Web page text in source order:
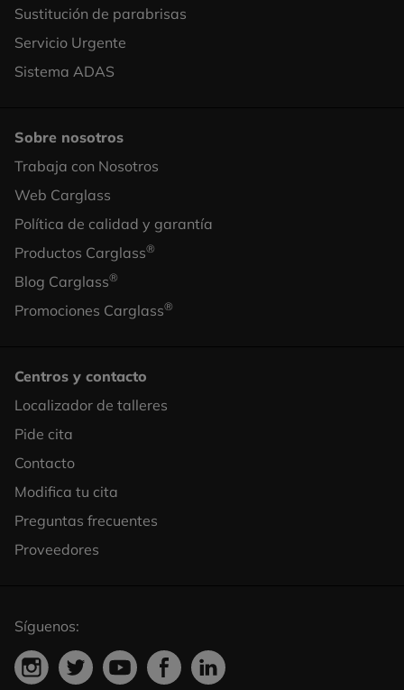
Sustitución de parabrisas
Servicio Urgente
Sistema ADAS
Sobre nosotros
Footer
Column
Trabaja con Nosotros
Web Carglass
Política de calidad y garantía
Productos Carglass®
Blog Carglass®
Promociones Carglass®
Centros y contacto
Footer
Column
Localizador de talleres
Pide cita
Contacto
Modifica tu cita
Preguntas frecuentes
Proveedores
Síguenos: